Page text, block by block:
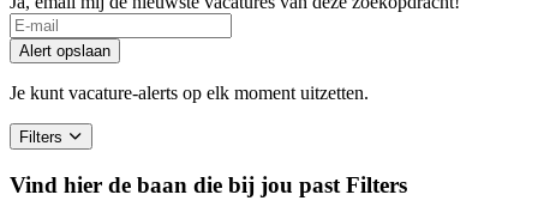
Alert opslaan
Je kunt vacature-alerts op elk moment uitzetten.
Filters
Vind hier de baan die bij jou past Filters